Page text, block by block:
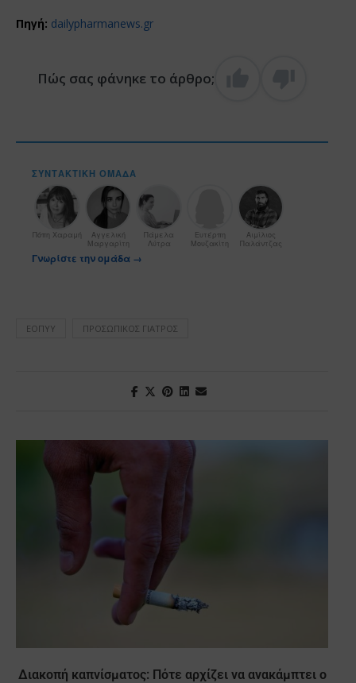
Πηγή: dailypharmanews.gr
Πώς σας φάνηκε το άρθρο;
ΣΥΝΤΑΚΤΙΚΉ ΟΜΆΔΑ
Πόπη Χαραμή
Αγγελική
Μαργαρίτη
Πάμελα
Λύτρα
Ευτέρπη
Μουζακίτη
Αιμίλιος
Παλάντζας
Γνωρίστε την ομάδα →
ΕΟΠΥΥ ΠΡΟΣΩΠΙΚΌΣ ΓΙΑΤΡΌΣ
Διακοπή καπνίσματος: Πότε αρχίζει να ανακάμπτει ο